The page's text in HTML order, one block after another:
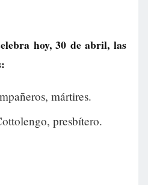
hoy, 30 de abril, las
mártires.
presbítero.